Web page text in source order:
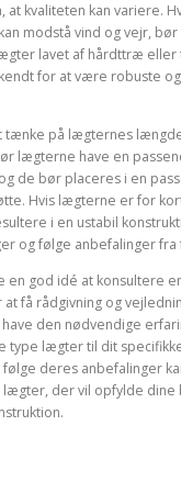
at kvaliteten kan variere.
modstå vind og vejr,
lavet af hårdttræ
for at være robuste
tænke på lægternes
lægterne have en
de bør placeres i en
Hvis lægterne er for
i en ustabil
og følge anbefalinger fra
en god idé at konsultere
at få rådgivning og
den nødvendige
type lægter til dit
deres anbefalinger
der vil opfylde dine